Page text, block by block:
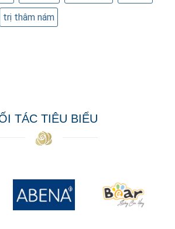
trị thâm nám
TÁC TIÊU BIỂU